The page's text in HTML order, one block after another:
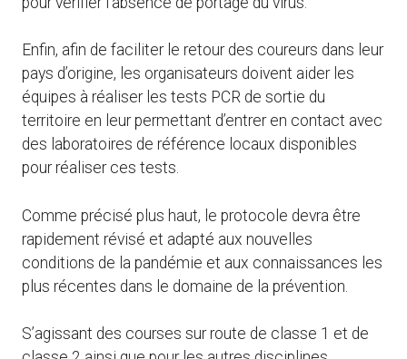
Enfin, afin de faciliter le retour des coureurs dans leur
pays d’origine, les organisateurs doivent aider les
équipes à réaliser les tests PCR de sortie du
territoire en leur permettant d’entrer en contact avec
des laboratoires de référence locaux disponibles
pour réaliser ces tests.
Comme précisé plus haut, le protocole devra être
rapidement révisé et adapté aux nouvelles
conditions de la pandémie et aux connaissances les
plus récentes dans le domaine de la prévention.
S’agissant des courses sur route de classe 1 et de